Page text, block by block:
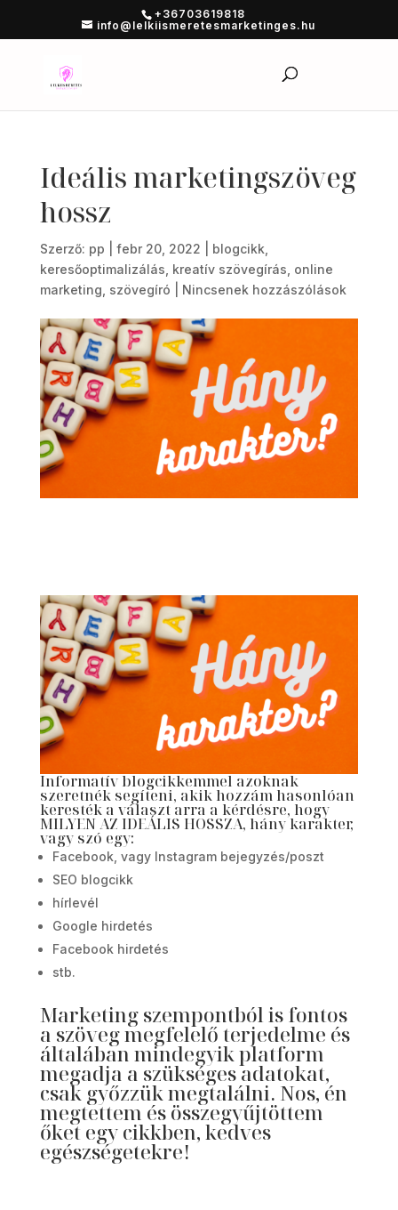
+36703619818
info@lelkiismeretesmarketinges.hu
Ideális marketingszöveg
hossz
Szerző: pp febr 20, 2022 blogcikk
keresőoptimalizálás kreatív szövegírás online
marketing szövegíró Nincsenek hozzászólások
Informatív blogcikkemmel azoknak
szeretnék segíteni, akik hozzám hasonlóan
keresték a választ arra a kérdésre, hogy
MILYEN AZ IDEÁLIS HOSSZA, hány karakter,
vagy szó egy:
Facebook, vagy Instagram bejegyzés/poszt
SEO blogcikk
hírlevél
Google hirdetés
Facebook hirdetés
stb.
Marketing szempontból is fontos
a szöveg megfelelő terjedelme és
általában mindegyik platform
megadja a szükséges adatokat,
csak győzzük megtalálni. Nos, én
megtettem és összegyűjtöttem
őket egy cikkben, kedves
egészségetekre!